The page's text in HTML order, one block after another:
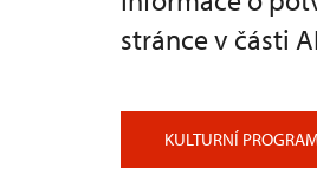
stránce v části
KULTURNÍ